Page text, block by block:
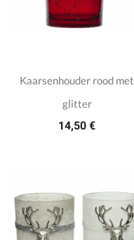
Kaarsenhouder rood met
glitter
14,50 €